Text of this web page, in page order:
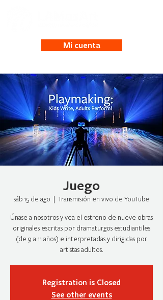
Mi cuenta
Juego
sáb 15 de ago
  |
Transmisión en vivo de YouTube
Únase a nosotros y vea el estreno de nueve obras
originales escritas por dramaturgos estudiantiles
(de 9 a 11 años) e interpretadas y dirigidas por
artistas adultos.
Registration is Closed
See other events